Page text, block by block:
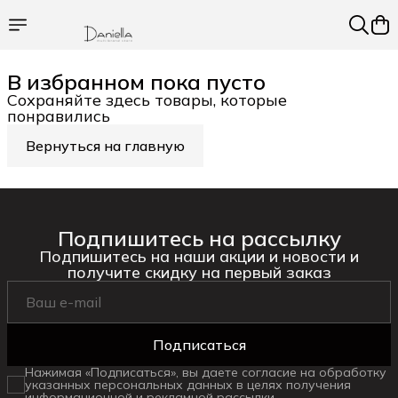
В избранном пока пусто
Сохраняйте здесь товары, которые
понравились
Вернуться на главную
Подпишитесь на рассылку
Подпишитесь на наши акции и новости и
получите скидку на первый заказ
Подписаться
Нажимая «Подписаться», вы даете согласие на обработку
указанных персональных данных в целях получения